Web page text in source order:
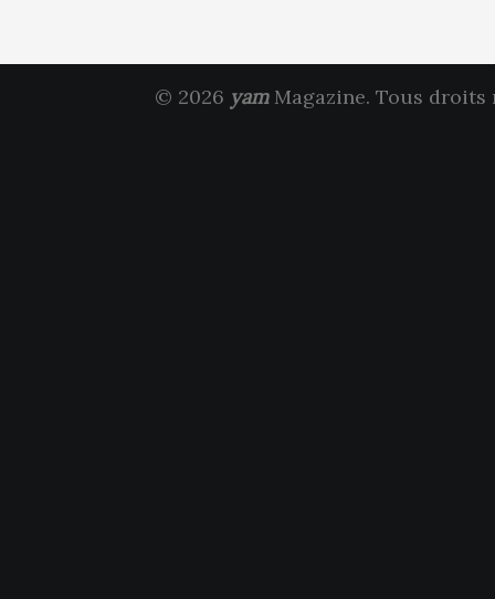
© 2026 yamMagazine. Tous droits